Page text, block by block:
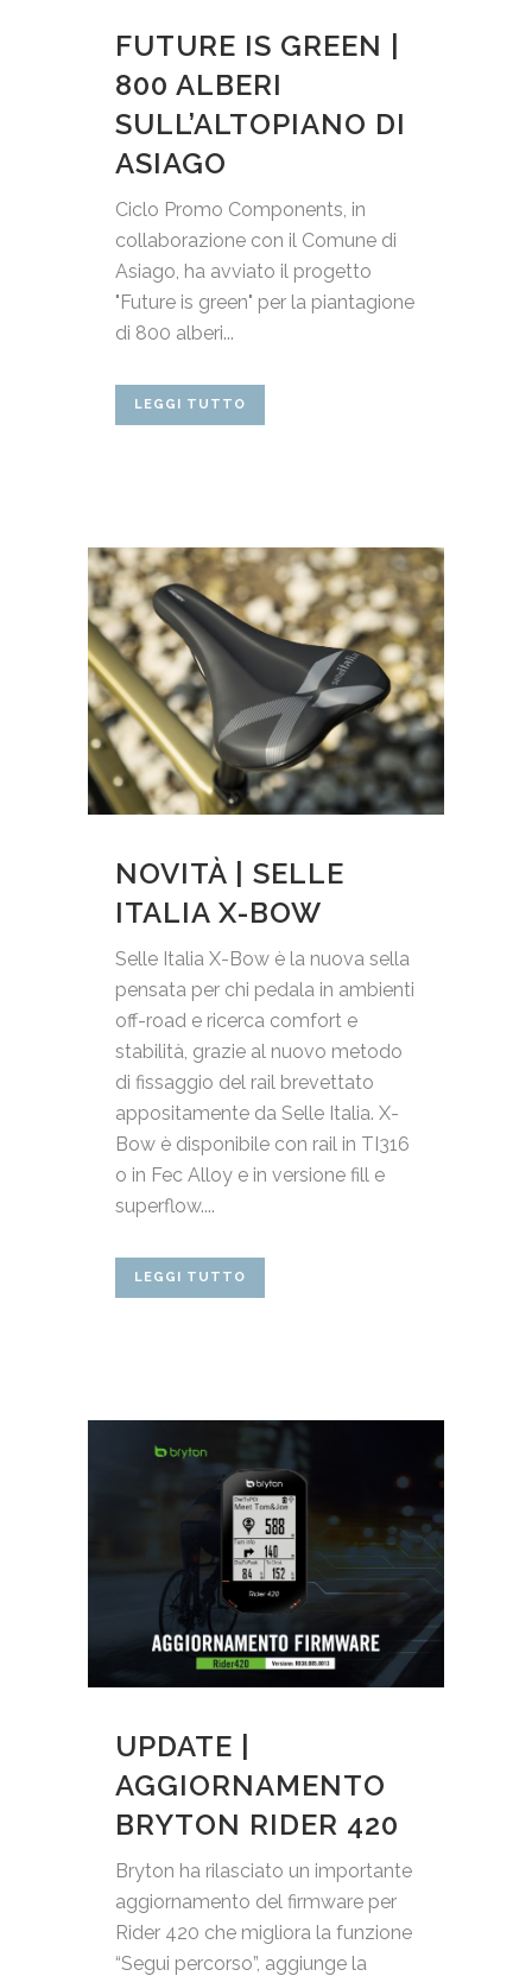
FUTURE IS GREEN |
800 ALBERI
SULL’ALTOPIANO DI
ASIAGO
Ciclo Promo Components, in
collaborazione con il Comune di
Asiago, ha avviato il progetto
"Future is green" per la piantagione
di 800 alberi...
LEGGI TUTTO
NOVITÀ | SELLE
ITALIA X-BOW
Selle Italia X-Bow è la nuova sella
pensata per chi pedala in ambienti
off-road e ricerca comfort e
stabilità, grazie al nuovo metodo
di fissaggio del rail brevettato
appositamente da Selle Italia. X-
Bow è disponibile con rail in TI316
o in Fec Alloy e in versione fill e
superflow....
LEGGI TUTTO
UPDATE |
AGGIORNAMENTO
BRYTON RIDER 420
Bryton ha rilasciato un importante
aggiornamento del firmware per
Rider 420 che migliora la funzione
“Segui percorso”, aggiunge la